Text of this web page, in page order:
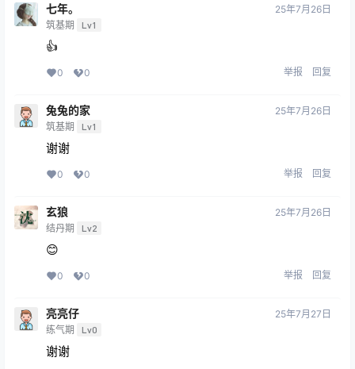
七年。
筑基期 Lv1
25年7月26日
👍
0 0 举报 回复
兔兔的家
筑基期 Lv1
25年7月26日
谢谢
0 0 举报 回复
玄狼
结丹期 Lv2
25年7月26日
😊
0 0 举报 回复
亮亮仔
练气期 Lv0
25年7月27日
谢谢